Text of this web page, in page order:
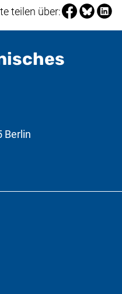
teilen über:Seite über
Seite
Berlin